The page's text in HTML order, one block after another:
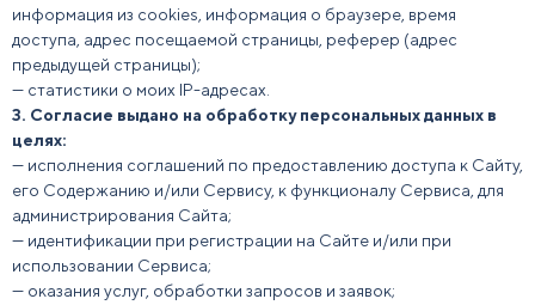
информация из cookies, информация о браузере, время
доступа, адрес посещаемой страницы, реферер (адрес
предыдущей страницы);
— статистики о моих IP-адресах.
3. Согласие выдано на обработку персональных данных в
целях:
— исполнения соглашений по предоставлению доступа к Сайту,
его Содержанию и/или Сервису, к функционалу Сервиса, для
администрирования Сайта;
— идентификации при регистрации на Сайте и/или при
использовании Сервиса;
— оказания услуг, обработки запросов и заявок;